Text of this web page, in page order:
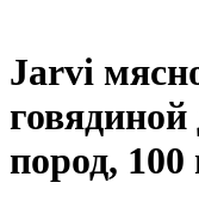
Jarvi
говядиной
пород, 100